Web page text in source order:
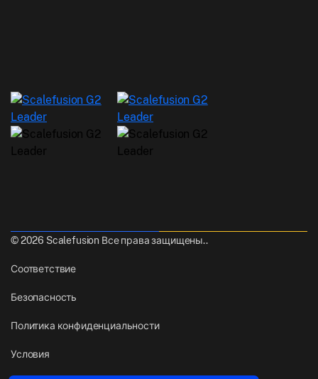
© 2026 Scalefusion Все права защищены..
Соответствие
Безопасность
Политика конфиденциальности
Условия